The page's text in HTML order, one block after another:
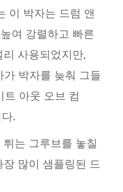
이 박자는 드럼 앤
여 강렬하고 빠른
사용되었지만,
박자를 늦춰 그들
트 아웃 오브 컴
.
는 그루브를 놓칠
많이 샘플링된 드